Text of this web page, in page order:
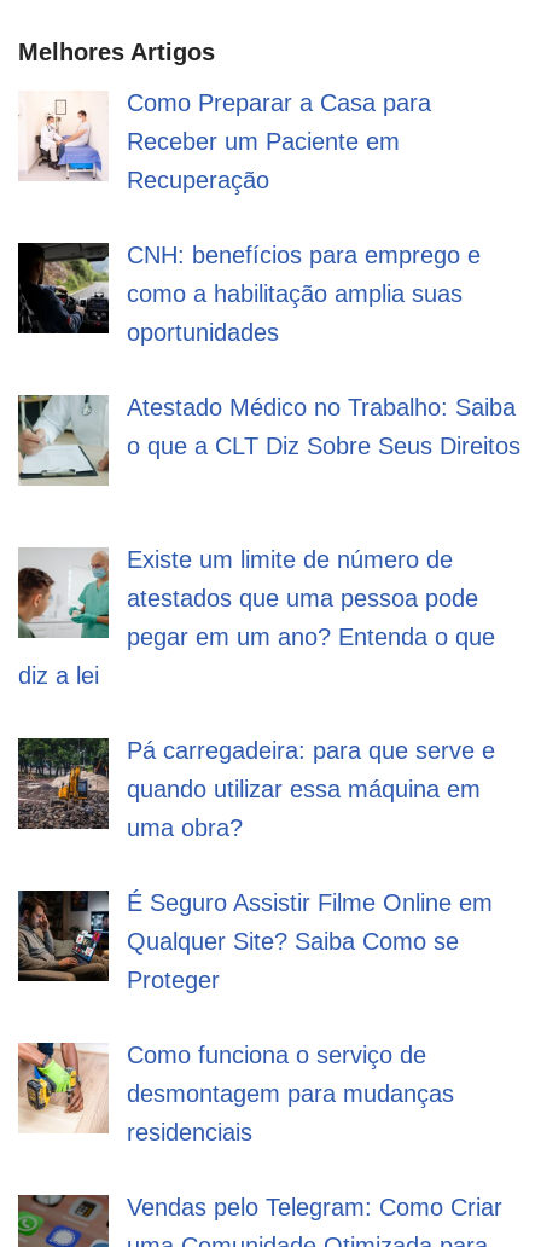
Melhores Artigos
Como Preparar a Casa para
Receber um Paciente em
Recuperação
CNH: benefícios para emprego e
como a habilitação amplia suas
oportunidades
Atestado Médico no Trabalho: Saiba
o que a CLT Diz Sobre Seus Direitos
Existe um limite de número de
atestados que uma pessoa pode
pegar em um ano? Entenda o que
diz a lei
Pá carregadeira: para que serve e
quando utilizar essa máquina em
uma obra?
É Seguro Assistir Filme Online em
Qualquer Site? Saiba Como se
Proteger
Como funciona o serviço de
desmontagem para mudanças
residenciais
Vendas pelo Telegram: Como Criar